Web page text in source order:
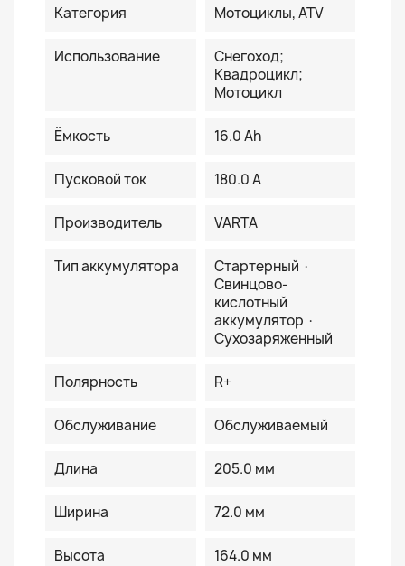
Категория
Мотоциклы, ATV
Использование
Снегоход;
Квадроцикл;
Мотоцикл
Ёмкость 16.0 Ah
Пусковой ток 180.0 A
Производитель VARTA
Тип аккумулятора
Стартерный ·
Свинцово-
кислотный
аккумулятор ·
Сухозаряженный
Полярность R+
Обслуживание Обслуживаемый
Длина 205.0 мм
Ширина 72.0 мм
Высота 164.0 мм